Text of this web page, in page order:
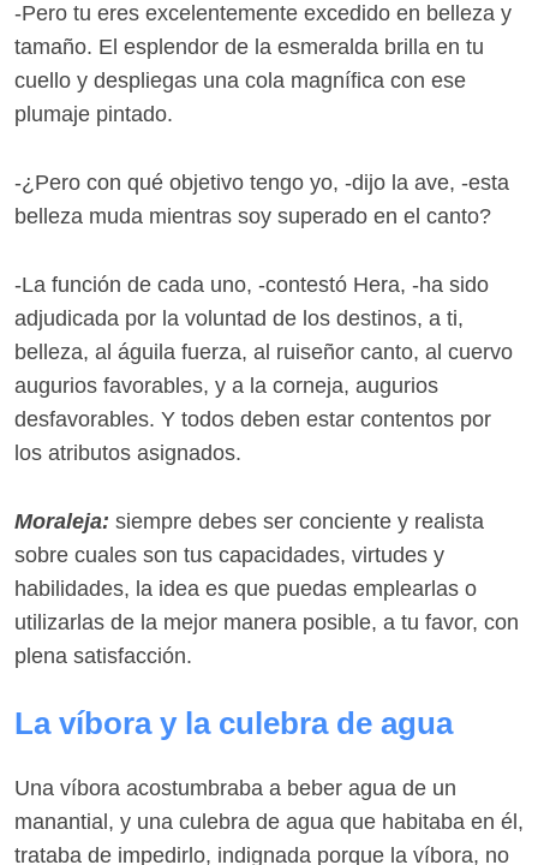
-Pero tu eres excelentemente excedido en belleza y
tamaño. El esplendor de la esmeralda brilla en tu
cuello y despliegas una cola magnífica con ese
plumaje pintado.
-¿Pero con qué objetivo tengo yo, -dijo la ave, -esta
belleza muda mientras soy superado en el canto?
-La función de cada uno, -contestó Hera, -ha sido
adjudicada por la voluntad de los destinos, a ti,
belleza, al águila fuerza, al ruiseñor canto, al cuervo
augurios favorables, y a la corneja, augurios
desfavorables. Y todos deben estar contentos por
los atributos asignados.
Moraleja: siempre debes ser conciente y realista
sobre cuales son tus capacidades, virtudes y
habilidades, la idea es que puedas emplearlas o
utilizarlas de la mejor manera posible, a tu favor, con
plena satisfacción.
La víbora y la culebra de agua
Una víbora acostumbraba a beber agua de un
manantial, y una culebra de agua que habitaba en él,
trataba de impedirlo, indignada porque la víbora, no